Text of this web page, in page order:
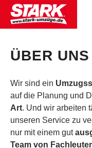
ÜBER UNS
Wir sind ein
auf die Planung und
Art. Und wir arbeiten
unseren Service zu
nur mit einem gut
Team von